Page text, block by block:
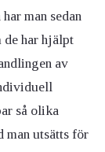
man sedan
de har hjälpt
av
så olika
man utsätts för